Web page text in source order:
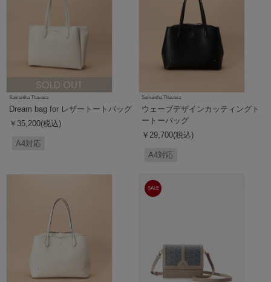
Samantha Thavasa
Dream bag for レザートートバッグ
￥35,200(税込)
A4対応
Samantha Thavasa
ウェーブデザインカッティングト
ートーバッグ
￥29,700(税込)
A4対応
SALE